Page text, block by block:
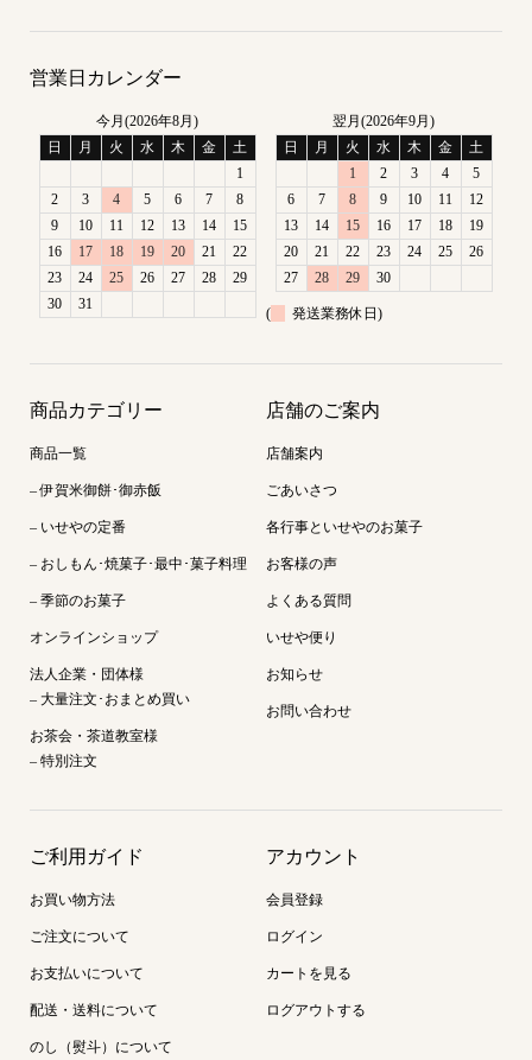
営業日カレンダー
今月(2026年8月)
日
月 火 水 木 金
土
1
2
3 4 5 6 7
8
9
10 11 12 13 14
15
16
17 18 19 20 21
22
23
24 25 26 27 28
29
30
31
翌月(2026年9月)
日
月 火 水 木 金
土
1
2 3 4
5
6
7 8 9 10 11
12
13
14 15 16 17 18
19
20
21 22 23 24 25
26
27
28 29 30
( 発送業務休日)
商品カテゴリー
商品一覧
– 伊賀米御餅･御赤飯
– いせやの定番
– おしもん･焼菓子･最中･菓子料理
– 季節のお菓子
オンラインショップ
法人企業・団体様
– 大量注文･おまとめ買い
お茶会・茶道教室様
– 特別注文
店舗のご案内
店舗案内
ごあいさつ
各行事といせやのお菓子
お客様の声
よくある質問
いせや便り
お知らせ
お問い合わせ
ご利用ガイド
お買い物方法
ご注文について
お支払いについて
配送・送料について
のし（熨斗）について
アカウント
会員登録
ログイン
カートを見る
ログアウトする